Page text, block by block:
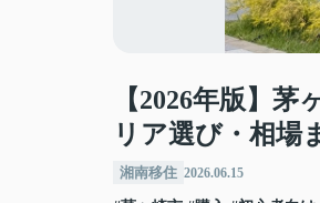
【2026年版】
リア選び・相場
湘南移住 2026.06.15